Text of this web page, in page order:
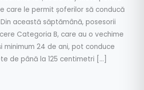
care le permit șoferilor să conducă
această săptămână, posesorii
Categoria B, care au o vechime
minimum 24 de ani, pot conduce
de până la 125 centimetri […]